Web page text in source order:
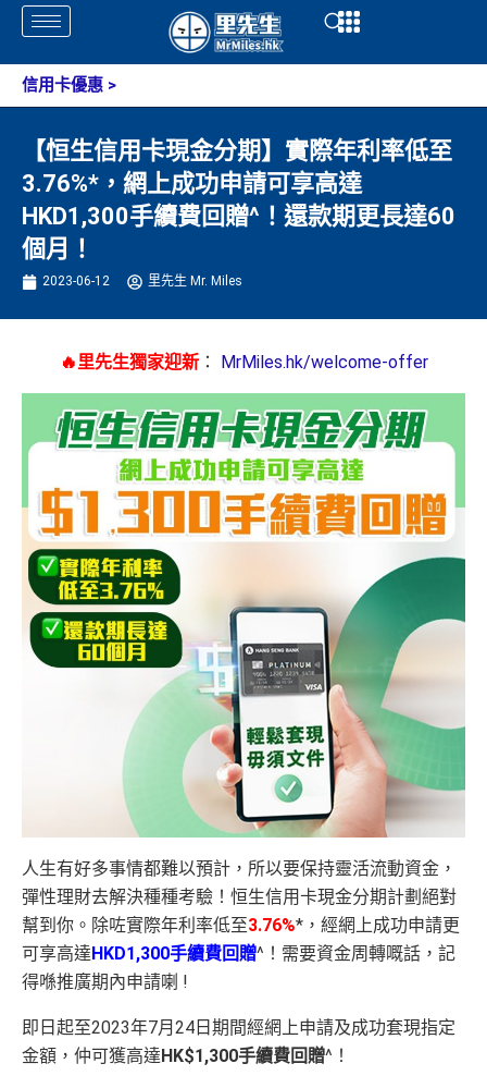
Skip
content
Open
信用卡優惠 >
【恒生信用卡現金分期】實際年利率低至
3.76%*，網上成功申請可享高達
HKD1,300手續費回贈^！還款期更長達60
個月！
2023-06-12 里先生 Mr. Miles
🔥里先生獨家迎新： MrMiles.hk/welcome-offer
人生有好多事情都難以預計，所以要保持靈活流動資金，
彈性理財去解決種種考驗！恒生信用卡現金分期計劃絕對
幫到你。除咗實際年利率低至3.76%*，經網上成功申請更
可享高達 HKD1,300手續費回贈^！需要資金周轉嘅話，記
得喺推廣期內申請喇 !
即日起至2023年7月24日期間經網上申請及成功套現指定
金額，仲可獲高達 HK$1,300手續費回贈^！